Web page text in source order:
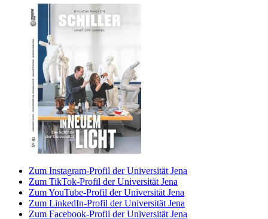
Zum Instagram-Profil der Universität Jena
Zum TikTok-Profil der Universität Jena
Zum YouTube-Profil der Universität Jena
Zum LinkedIn-Profil der Universität Jena
Zum Facebook-Profil der Universität Jena